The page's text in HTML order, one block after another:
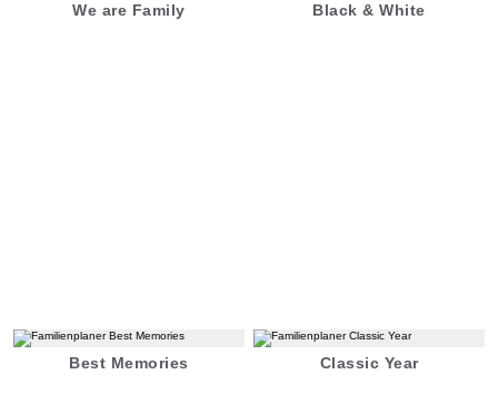
We are Family Black & White
Best Memories Classic Year